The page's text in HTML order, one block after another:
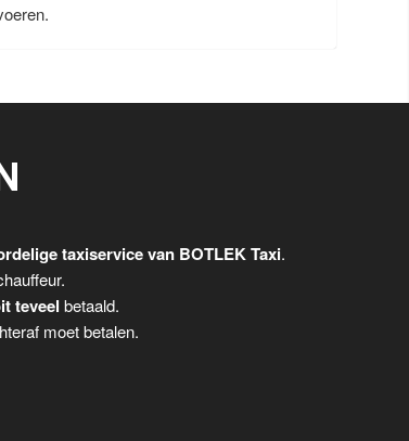
taxiservice van BOTLEK Taxi.
teveel betaald.
moet betalen.